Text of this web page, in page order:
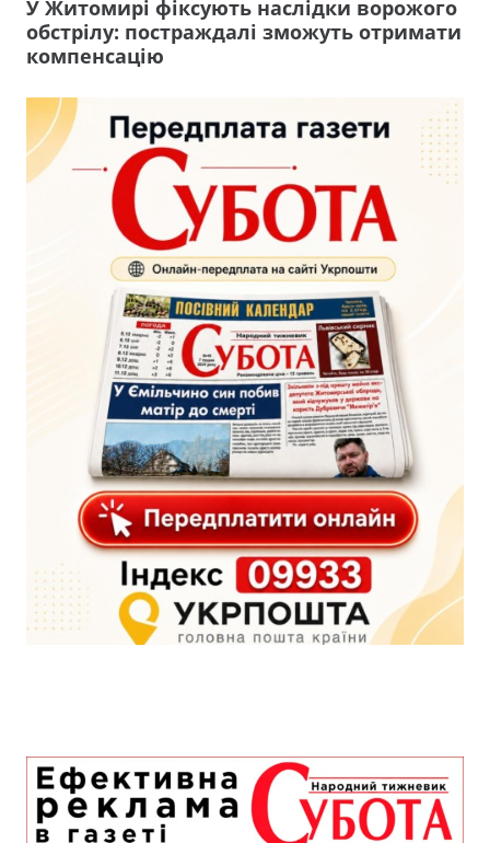
У Житомирі фіксують наслідки ворожого
обстрілу: постраждалі зможуть отримати
компенсацію